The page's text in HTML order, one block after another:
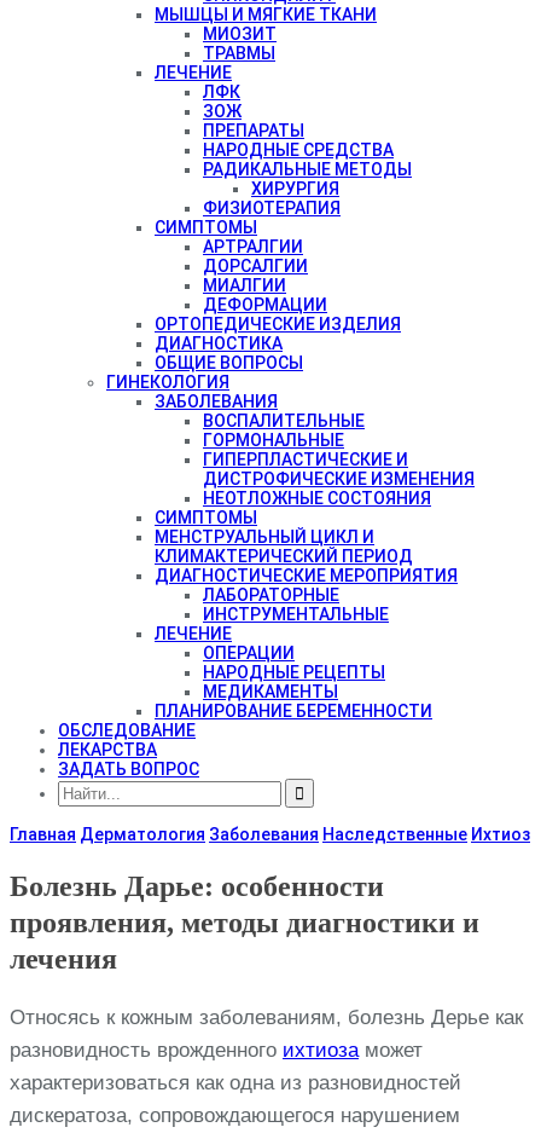
МЫШЦЫ И МЯГКИЕ ТКАНИ
МИОЗИТ
ТРАВМЫ
ЛЕЧЕНИЕ
ЛФК
ЗОЖ
ПРЕПАРАТЫ
НАРОДНЫЕ СРЕДСТВА
РАДИКАЛЬНЫЕ МЕТОДЫ
ХИРУРГИЯ
ФИЗИОТЕРАПИЯ
СИМПТОМЫ
АРТРАЛГИИ
ДОРСАЛГИИ
МИАЛГИИ
ДЕФОРМАЦИИ
ОРТОПЕДИЧЕСКИЕ ИЗДЕЛИЯ
ДИАГНОСТИКА
ОБЩИЕ ВОПРОСЫ
ГИНЕКОЛОГИЯ
ЗАБОЛЕВАНИЯ
ВОСПАЛИТЕЛЬНЫЕ
ГОРМОНАЛЬНЫЕ
ГИПЕРПЛАСТИЧЕСКИЕ И
ДИСТРОФИЧЕСКИЕ ИЗМЕНЕНИЯ
НЕОТЛОЖНЫЕ СОСТОЯНИЯ
СИМПТОМЫ
МЕНСТРУАЛЬНЫЙ ЦИКЛ И
КЛИМАКТЕРИЧЕСКИЙ ПЕРИОД
ДИАГНОСТИЧЕСКИЕ МЕРОПРИЯТИЯ
ЛАБОРАТОРНЫЕ
ИНСТРУМЕНТАЛЬНЫЕ
ЛЕЧЕНИЕ
ОПЕРАЦИИ
НАРОДНЫЕ РЕЦЕПТЫ
МЕДИКАМЕНТЫ
ПЛАНИРОВАНИЕ БЕРЕМЕННОСТИ
ОБСЛЕДОВАНИЕ
ЛЕКАРСТВА
ЗАДАТЬ ВОПРОС
Главная Дерматология Заболевания Наследственные Ихтиоз
Болезнь Дарье: особенности
проявления, методы диагностики и
лечения
Относясь к кожным заболеваниям, болезнь Дерье как
разновидность врожденного ихтиоза может
характеризоваться как одна из разновидностей
дискератоза, сопровождающегося нарушением